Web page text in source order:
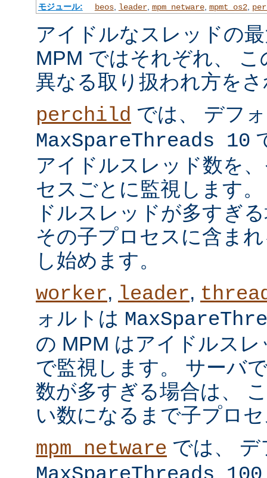
モジュール: beos, leader, mpm_netware, mpmt_os2,
アイドルなスレッドの
MPM ではそれぞれ、
異なる取り扱われ方を
perchild では、 デフ
MaxSpareThreads 10
アイドルスレッド数を
セスごとに監視します
ドルスレッドが多すぎ
その子プロセスに含ま
し始めます。
worker, leader,
ォルトは
の MPM はアイドルス
で監視します。 サーバ
数が多すぎる場合は、
い数になるまで子プロ
mpm_netware では、